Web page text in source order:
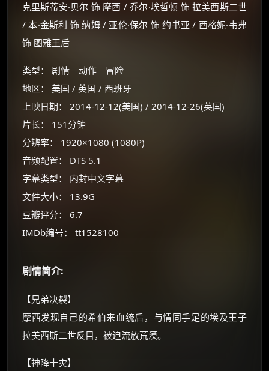
克里斯蒂安·贝尔 饰 摩西 / 乔尔·埃哲顿 饰 拉美西斯二世
/ 本·金斯利 饰 纳姆 / 亚伦·保尔 饰 约书亚 / 西格妮·韦弗
饰 图雅王后
类型： 剧情｜动作｜冒险
地区： 美国 / 英国 / 西班牙
上映日期： 2014-12-12(美国) / 2014-12-26(英国)
片长： 151分钟
分辨率： 1920×1080 (1080P)
音频配置： DTS 5.1
字幕类型： 内封中文字幕
文件大小： 13.9G
豆瓣评分： 6.7
IMDb编号： tt1528100
剧情简介:
【兄弟决裂】
摩西发现自己的希伯来血统后，与情同手足的埃及王子
拉美西斯二世反目，被迫流放荒漠。
【神降十灾】
🧧 福利领取站
☕
朋友们辛苦了 💦
价格有浮动，请直接搜索查最低价！
优惠券、活动红包，每日可领。